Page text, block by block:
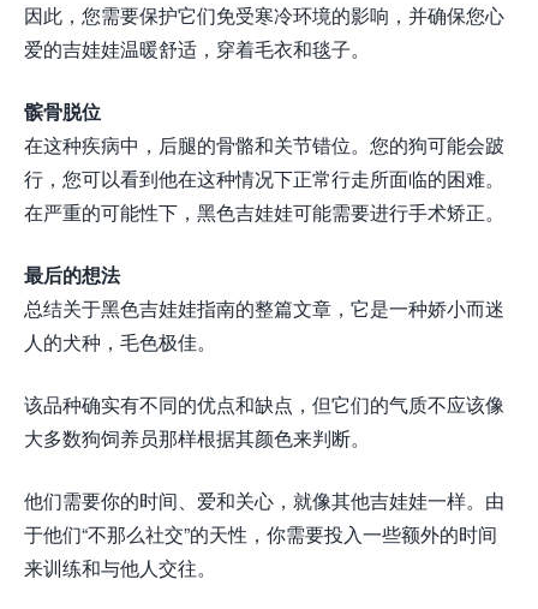
因此，您需要保护它们免受寒冷环境的影响，并确保您心
爱的吉娃娃温暖舒适，穿着毛衣和毯子。
髌骨脱位
在这种疾病中，后腿的骨骼和关节错位。您的狗可能会跛
行，您可以看到他在这种情况下正常行走所面临的困难。
在严重的可能性下，黑色吉娃娃可能需要进行手术矫正。
最后的想法
总结关于黑色吉娃娃指南的整篇文章，它是一种娇小而迷
人的犬种，毛色极佳。
该品种确实有不同的优点和缺点，但它们的气质不应该像
大多数狗饲养员那样根据其颜色来判断。
他们需要你的时间、爱和关心，就像其他吉娃娃一样。由
于他们“不那么社交”的天性，你需要投入一些额外的时间
来训练和与他人交往。